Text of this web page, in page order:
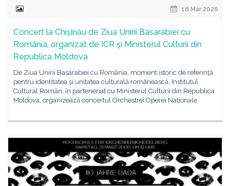
18 Mar 2026
Concert la Chișinău de Ziua Unirii Basarabiei cu
România, organizat de ICR și Ministerul Culturii din
Republica Moldova
De Ziua Unirii Basarabiei cu România, moment istoric de referință
pentru identitatea și unitatea culturală românească, Institutul
Cultural Român, în parteneriat cu Ministerul Culturii din Republica
Moldova, organizează concertul Orchestrei Operei Naționale